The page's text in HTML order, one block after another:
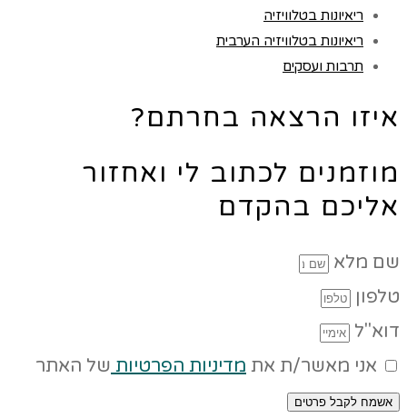
ריאיונות בטלוויזיה
ריאיונות בטלוויזיה הערבית
תרבות ועסקים
איזו הרצאה בחרתם?
מוזמנים לכתוב לי ואחזור
אליכם בהקדם
שם מלא
טלפון
דוא"ל
אני מאשר/ת את מדיניות הפרטיות של האתר
אשמח לקבל פרטים